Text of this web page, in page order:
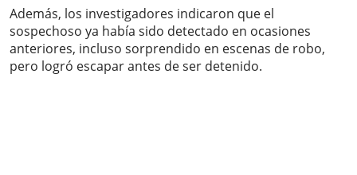
Además, los investigadores indicaron que el
sospechoso ya había sido detectado en ocasiones
anteriores, incluso sorprendido en escenas de robo,
pero logró escapar antes de ser detenido.